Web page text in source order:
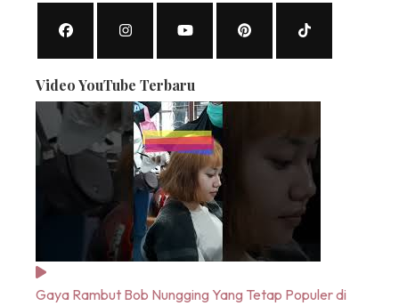
Video YouTube Terbaru
Gaya Rambut Bob Nungging Yang Tetap Populer di